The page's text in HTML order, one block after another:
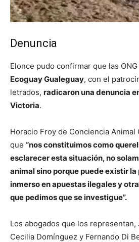
Denuncia
Elonce pudo confirmar que las ONG
Ecoguay Gualeguay, con el
letrados, radicaron una denuncia
Victoria.
Horacio Froy de Conciencia Animal
que “nos constituimos como
esclarecer esta situación, no
animal sino porque puede existir
inmerso en apuestas ilegales y
que pedimos que se investigue”.
Los abogados que los representan,
Cecilia Domínguez y Fernando Di